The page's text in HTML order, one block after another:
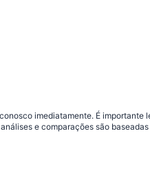
imediatamente. É importante
e comparações são